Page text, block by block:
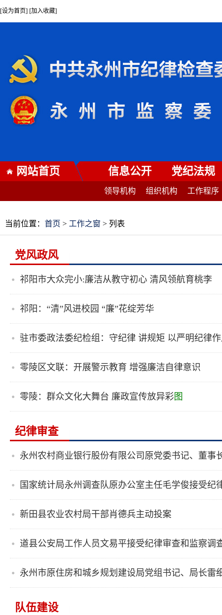
[设为首页] [加入收藏]
网站首页 信息公开 党纪法规
领导机构 组织机构 工作程序
当前位置： 首页 > 工作之窗 > 列表
党风政风
祁阳市大众完小:廉洁从教守初心 清风领航育桃李
祁阳：“清”风进校园 “廉”花绽芳华
驻市委政法委纪检组：守纪律 讲规矩 以严明纪律
零陵区文联：开展警示教育 增强廉洁自律意识
零陵：群众文化大舞台 廉政宣传放异彩图
纪律审查
国家统计局永州调查队原办公室主任毛学俊接受纪
新田县农业农村局干部肖德兵主动投案
道县公安局工作人员文易平接受纪律审查和监察调
队伍建设